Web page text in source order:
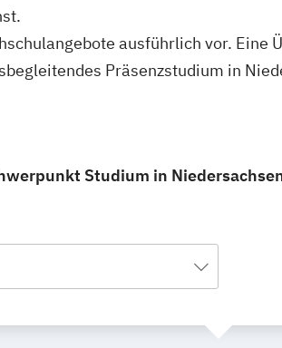
ausführlich vor. Eine
Präsenzstudium in
Studium in